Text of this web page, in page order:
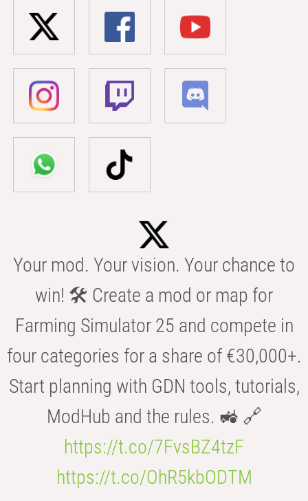
Your mod. Your vision. Your chance to
win! 🛠️ Create a mod or map for
Farming Simulator 25 and compete in
four categories for a share of €30,000+.
Start planning with GDN tools, tutorials,
ModHub and the rules. 🚜 🔗
https://t.co/7FvsBZ4tzF
https://t.co/OhR5kbODTM